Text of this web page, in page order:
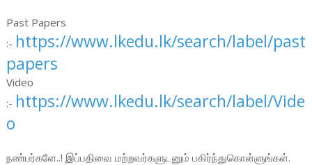
Past Papers
:- https://www.lkedu.lk/search/label/past
papers
Video
:- https://www.lkedu.lk/search/label/Vide
o
நண்பர்களே..! இப்பதிவை மற்றவர்களுடனும் பகிர்ந்துகொள்ளுங்கள்.